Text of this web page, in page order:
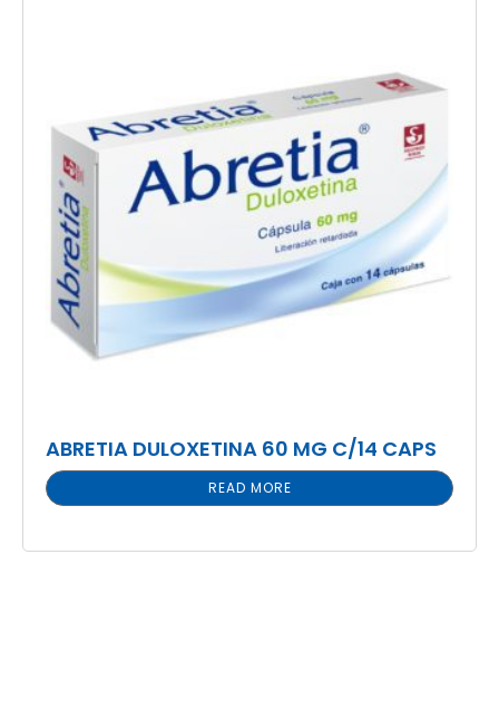
ABRETIA DULOXETINA 60 MG C/14 CAPS
READ MORE